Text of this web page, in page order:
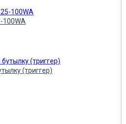
100WA
(триггер)